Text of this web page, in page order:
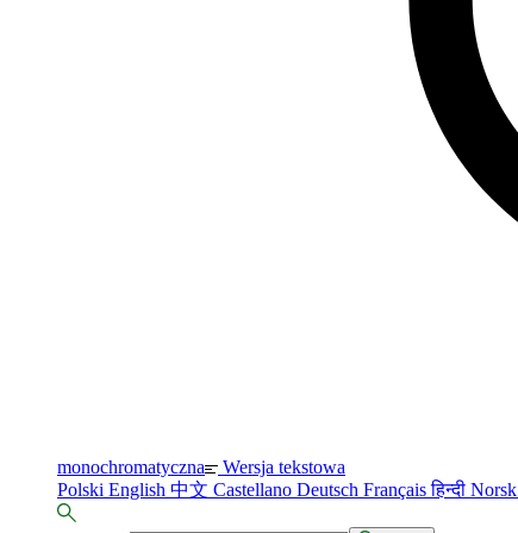
monochromatyczna Wersja tekstowa
Polski English 中文 Castellano Deutsch Françaisहिन्दी Norsk